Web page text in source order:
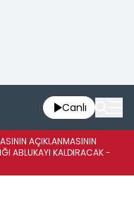
Canlı
AÇIKLANMASININ
ABLUKAYI KALDIRACAK -